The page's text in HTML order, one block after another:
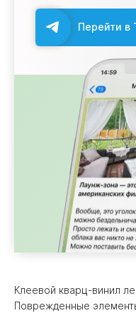
Перейти в
Клеевой кварц-винил
Поврежденные